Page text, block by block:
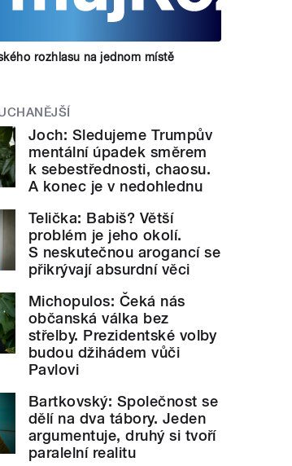
rozhlasu na jednom místě
Joch: Sledujeme Trumpův
mentální úpadek směrem
k sebestřednosti, chaosu.
A konec je v nedohlednu
Telička: Babiš? Větší
problém je jeho okolí.
S neskutečnou arogancí se
přikrývají absurdní věci
Michopulos: Čeká nás
občanská válka bez
střelby. Prezidentské volby
budou džihádem vůči
Pavlovi
Bartkovský: Společnost se
dělí na dva tábory. Jeden
argumentuje, druhý si tvoří
paralelní realitu